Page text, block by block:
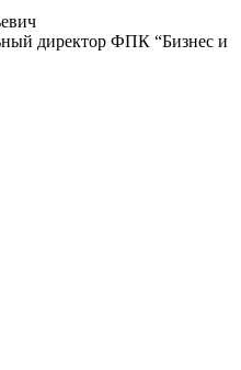
директор ФПК “Бизнес и